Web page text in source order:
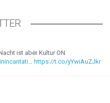
ist aber Kultur ON
https://t.co/yYwiAuZJkr